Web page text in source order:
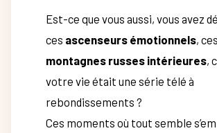
Est-ce que vous aussi, vous avez
ces ascenseurs émotionnels, ces
montagnes russes intérieures,
votre vie était une série télé à
rebondissements ?
Ces moments où tout semble